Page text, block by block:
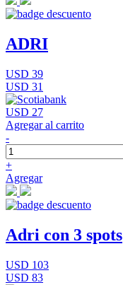
ADRI
USD 39
USD 31
USD 27
Agregar al carrito
-
+
Agregar
Adri con 3 spots
USD 103
USD 83